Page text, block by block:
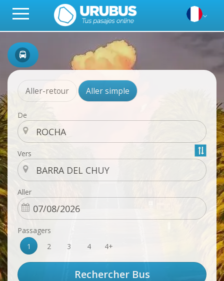
Aller-retour Aller simple
De
Vers
Aller
Passagers
1
2 3 4 4+